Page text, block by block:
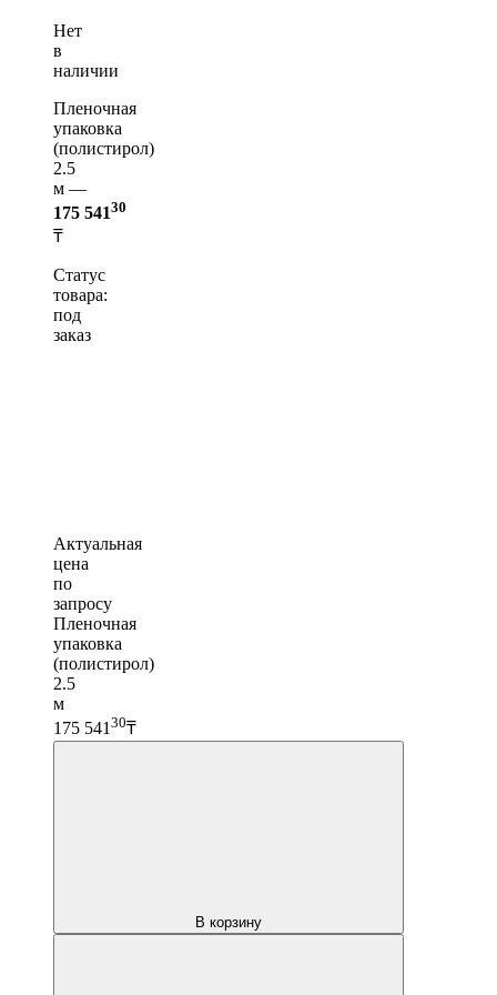
Нет
в
наличии
Пленочная
упаковка
(полистирол)
2.5
м —
175 54130
₸
Статус
товара:
под
заказ
Актуальная
цена
по
запросу
Пленочная
упаковка
(полистирол)
2.5
м
175 54130₸
В корзину